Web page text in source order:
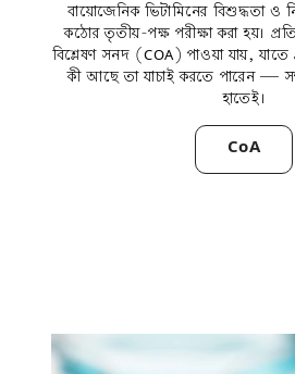
বায়োজেনিক ভিটামিনের বিশুদ্ধতা ও
কঠোর তৃতীয়-পক্ষ পরীক্ষা করা হয়।
বিশ্লেষণ সনদ (COA) পাওয়া যায়, যাতে
কী আছে তা যাচাই করতে পারেন —
হাতেই।
CoA